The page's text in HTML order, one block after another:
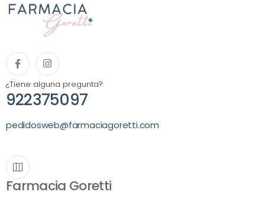
¿Tiene alguna pregunta?
922375097
pedidosweb@farmaciagoretti.com
Farmacia Goretti